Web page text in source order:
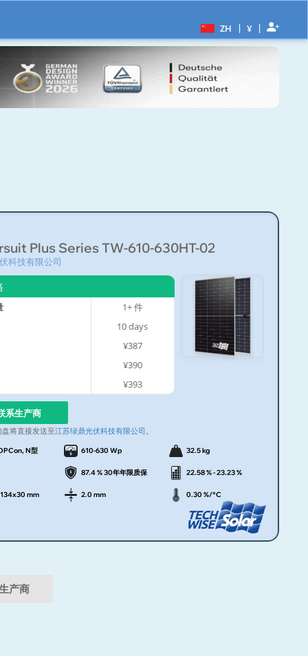
ZH | ¥ |
Plus Series TW-610-630HT-02
科技有限公司
1+件
10days
¥387
¥390
¥393
系生产商
将直接发送至江苏绿鼎光伏科技有限公司 。
N型 610-630 Wp 32.5 kg
87.4 % 30年年限质保 22.58 % - 23.23 %
mm 2.0 mm 0.30 %/°C
产商